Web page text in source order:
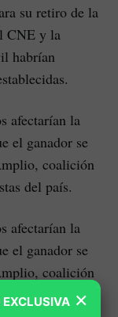
su retiro de la
CNE y la
habrían
afectarían la
el ganador se
coalición
del país.
afectarían la
el ganador se
coalición
del país. ×
EXCLUSIVA